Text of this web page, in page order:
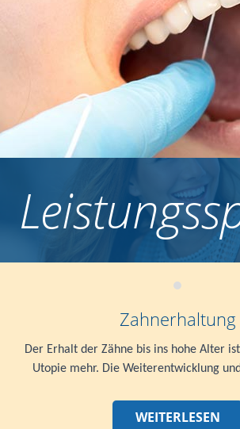
Zahnerhaltung
Der Erhalt der Zähne bis ins hohe Alter
Utopie mehr. Die Weiterentwicklung
WEITERLESEN